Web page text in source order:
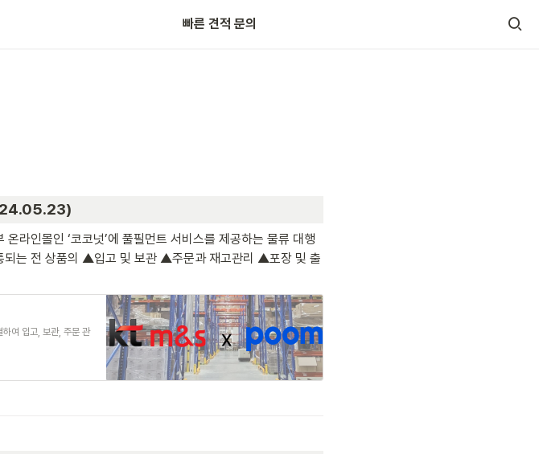
빠른 견적 문의
24.05.23)
라인몰인 ‘코코넛’에 풀필먼트 서비스를 제공하는 물류 대행
되는 전 상품의 ▲입고 및 보관 ▲주문과 재고관리 ▲포장 및 출
여 입고, 보관, 주문 관